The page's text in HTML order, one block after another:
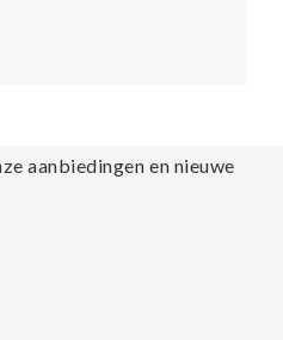
aanbiedingen en nieuwe